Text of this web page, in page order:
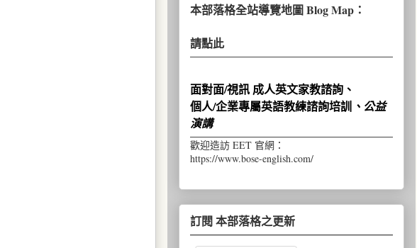
本部落格全站導覽地圖 Blog Map：
請點此
面對面/視訊 成人英文家教諮詢、
個人/企業專屬英語教練諮詢培訓 、公益
演講
歡迎造訪 EET 官網：
https://www.bose-english.com/
訂閱 本部落格之更新